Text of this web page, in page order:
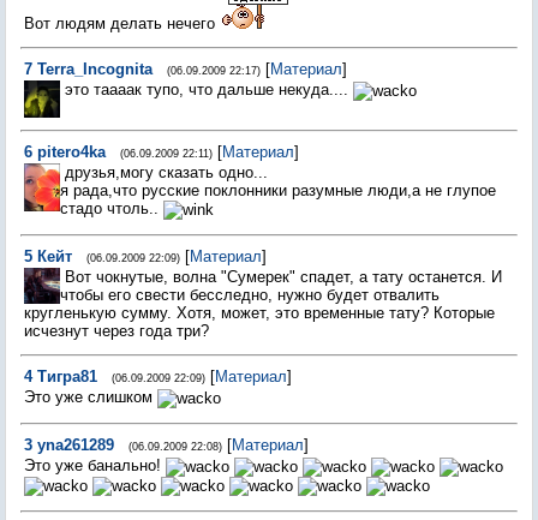
Вот людям делать нечего
7 Terra_Incognita (06.09.2009 22:17) [Материал]
это таааак тупо, что дальше некуда....
6 pitero4ka (06.09.2009 22:11) [Материал]
друзья,могу сказать одно...
я рада,что русские поклонники разумные люди,а не глупое
стадо чтоль..
5 Кейт (06.09.2009 22:09) [Материал]
Вот чокнутые, волна "Сумерек" спадет, а тату останется. И
чтобы его свести бесследно, нужно будет отвалить
кругленькую сумму. Хотя, может, это временные тату? Которые
исчезнут через года три?
4 Тигра81 (06.09.2009 22:09) [Материал]
Это уже слишком
3 yna261289 (06.09.2009 22:08) [Материал]
Это уже банально!